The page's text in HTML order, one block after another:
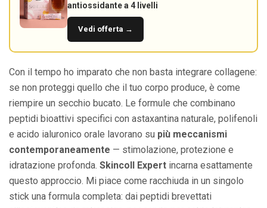
antiossidante a 4 livelli
Vedi offerta →
Con il tempo ho imparato che non basta integrare collagene:
se non proteggi quello che il tuo corpo produce, è come
riempire un secchio bucato. Le formule che combinano
peptidi bioattivi specifici con astaxantina naturale, polifenoli
e acido ialuronico orale lavorano su più meccanismi
contemporaneamente — stimolazione, protezione e
idratazione profonda. Skincoll Expert incarna esattamente
questo approccio. Mi piace come racchiuda in un singolo
stick una formula completa: dai peptidi brevettati